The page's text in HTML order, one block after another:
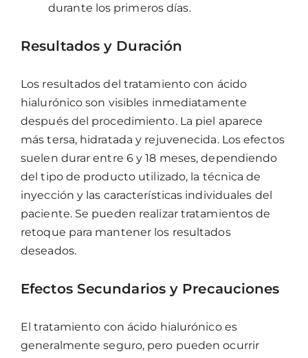
durante los primeros días.
Resultados y Duración
Los resultados del tratamiento con ácido
hialurónico son visibles inmediatamente
después del procedimiento. La piel aparece
más tersa, hidratada y rejuvenecida. Los efectos
suelen durar entre 6 y 18 meses, dependiendo
del tipo de producto utilizado, la técnica de
inyección y las características individuales del
paciente. Se pueden realizar tratamientos de
retoque para mantener los resultados
deseados.
Efectos Secundarios y Precauciones
El tratamiento con ácido hialurónico es
generalmente seguro, pero pueden ocurrir